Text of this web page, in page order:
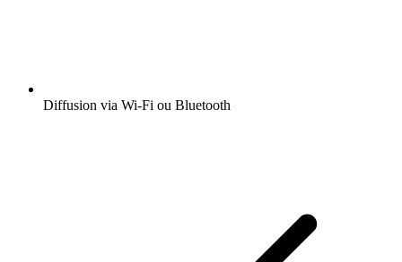
Diffusion via Wi-Fi ou Bluetooth